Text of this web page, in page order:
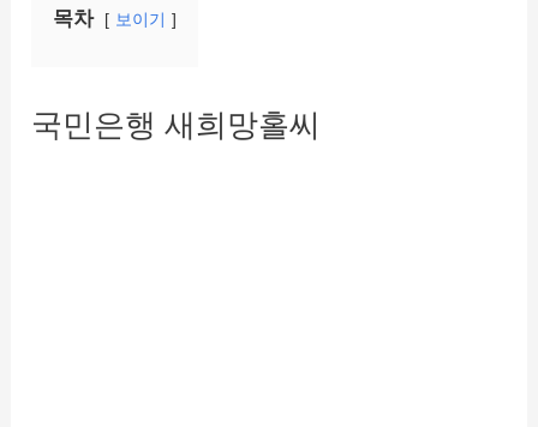
목차 보이기
국민은행 새희망홀씨